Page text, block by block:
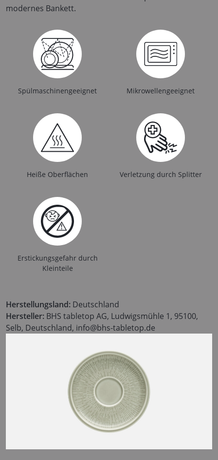
modernes Bankett.
Spülmaschinengeeignet Mikrowellengeeignet
Heiße Oberflächen Verletzung durch Splitter
Erstickungsgefahr durch
Kleinteile
Herstellungsland: Deutschland
Hersteller: BHS tabletop AG, Ludwigsmühle 1, 95100,
Selb, Deutschland, info@bhs-tabletop.de